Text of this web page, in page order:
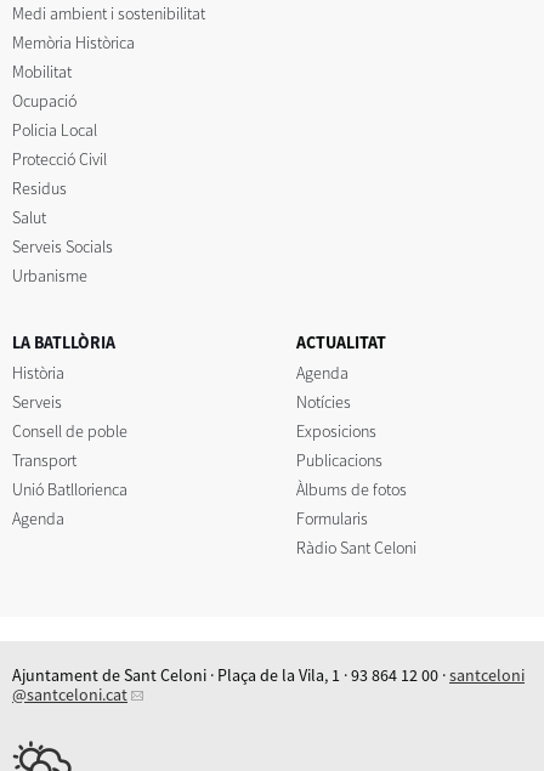
Medi ambient i sostenibilitat
Memòria Històrica
Mobilitat
Ocupació
Policia Local
Protecció Civil
Residus
Salut
Serveis Socials
Urbanisme
LA BATLLÒRIA
Història
Serveis
Consell de poble
Transport
Unió Batllorienca
Agenda
ACTUALITAT
Agenda
Notícies
Exposicions
Publicacions
Àlbums de fotos
Formularis
Ràdio Sant Celoni
Ajuntament de Sant Celoni · Plaça de la Vila, 1 · 93 864 12 00 ·santceloni
@santceloni.cat